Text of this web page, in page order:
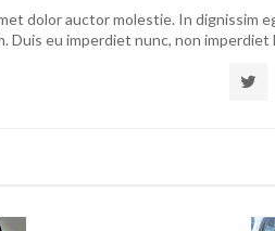
dolor auctor molestie. In dignissim
Duis eu imperdiet nunc, non imperdiet